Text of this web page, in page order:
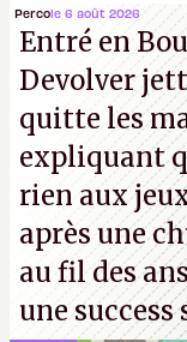
la mort
strike à tour de
d'étaler sa
souvenirs
Percole 6 août 2026
Entré en
Devolver
quitte les
expliquant
rien aux
après une
au fil des
une